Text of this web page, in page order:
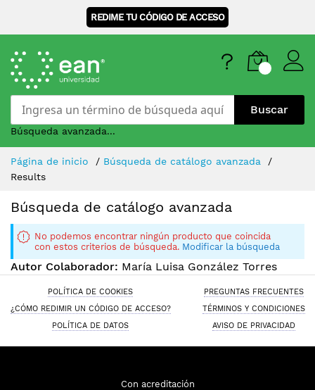
REDIME TU CÓDIGO DE ACCESO
Buscar
Búsqueda avanzada...
Skip
Content
Página de inicio
Búsqueda de catálogo avanzada
Results
Búsqueda de catálogo avanzada
No podemos encontrar ningún producto que coincida
con estos criterios de búsqueda. Modificar la búsqueda
Autor Colaborador: María Luisa González Torres
POLÍTICA DE COOKIES
PREGUNTAS FRECUENTES
¿CÓMO REDIMIR UN CÓDIGO DE ACCESO?
TÉRMINOS Y CONDICIONES
POLÍTICA DE DATOS
AVISO DE PRIVACIDAD
Con acreditación